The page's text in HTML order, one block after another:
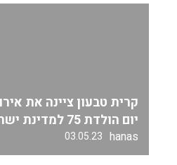
קרית טבעון ציינה את
יום הולדת 75 למדינת ישראל
hanas
03.05.23